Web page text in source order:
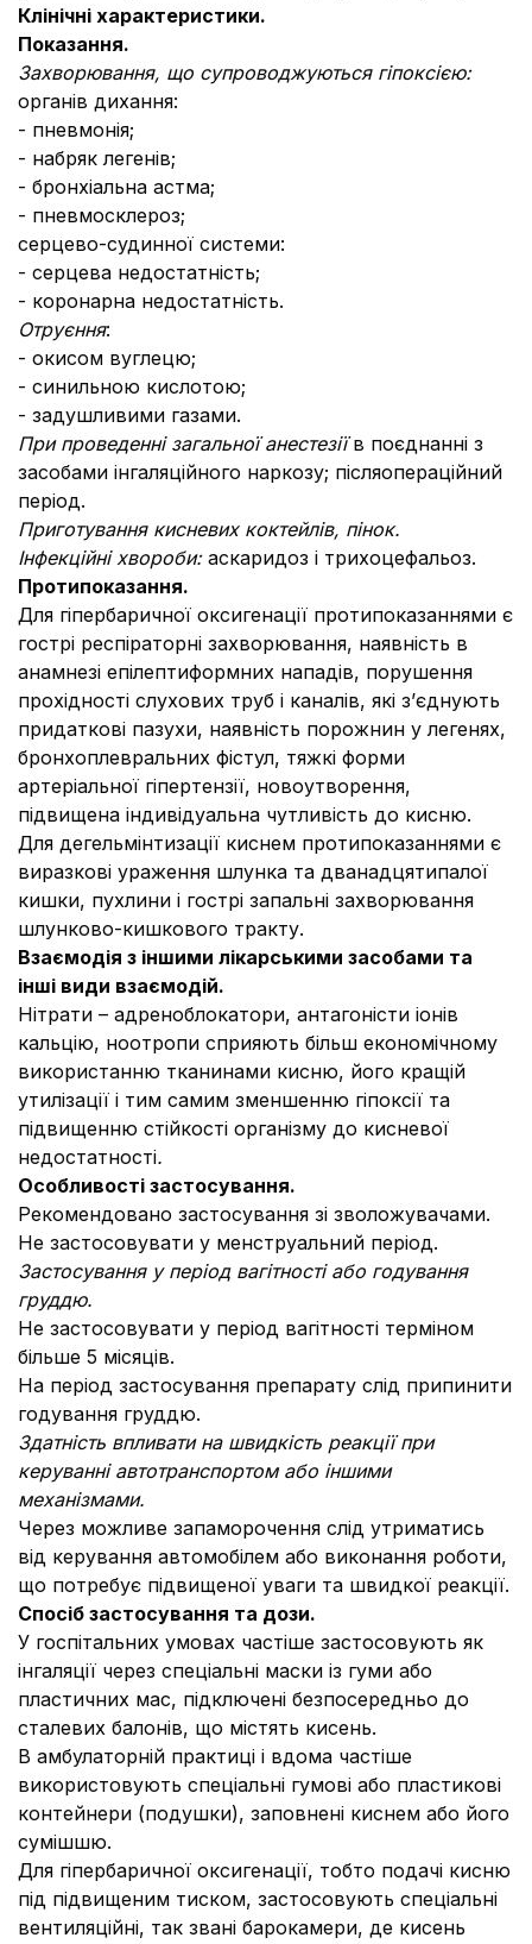
Клінічні характеристики.
Показання.
Захворювання, що супроводжуються гіпоксією:
органів дихання:
- пневмонія;
- набряк легенів;
- бронхіальна астма;
- пневмосклероз;
серцево-судинної системи:
- серцева недостатність;
- коронарна недостатність.
Отруєння:
- окисом вуглецю;
- синильною кислотою;
- задушливими газами.
При проведенні загальної анестезіїв поєднанні з
засобами інгаляційного наркозу; післяопераційний
період.
Приготування кисневих коктейлів, пінок.
Інфекційні хвороби: аскаридоз і трихоцефальоз.
Протипоказання.
Для гіпербаричної оксигенації протипоказаннями є
гострі респіраторні захворювання, наявність в
анамнезі епілептиформних нападів, порушення
прохідності слухових труб і каналів, які з’єднують
придаткові пазухи, наявність порожнин у легенях,
бронхоплевральних фістул, тяжкі форми
артеріальної гіпертензії, новоутворення,
підвищена індивідуальна чутливість до кисню.
Для дегельмінтизації киснем протипоказаннями є
виразкові ураження шлунка та дванадцятипалої
кишки, пухлини і гострі запальні захворювання
шлунково-кишкового тракту.
Взаємодія з іншими лікарськими засобами та
інші види взаємодій.
Нітрати – адреноблокатори, антагоністи іонів
кальцію, ноотропи сприяють більш економічному
використанню тканинами кисню, його кращій
утилізації і тим самим зменшенню гіпоксії та
підвищенню стійкості організму до кисневої
недостатності.
Особливості застосування.
Рекомендовано застосування зі зволожувачами.
Не застосовувати у менструальний період.
Застосування у період вагітності або годування
груддю.
Не застосовувати у період вагітності терміном
більше 5 місяців.
На період застосування препарату слід припинити
годування груддю.
Здатність впливати на швидкість реакції при
керуванні автотранспортом або іншими
механізмами.
Через можливе запаморочення слід утриматись
від керування автомобілем або виконання роботи,
що потребує підвищеної уваги та швидкої реакції.
Спосіб застосування та дози.
У госпітальних умовах частіше застосовують як
інгаляції через спеціальні маски із гуми або
пластичних мас, підключені безпосередньо до
сталевих балонів, що містять кисень.
В амбулаторній практиці і вдома частіше
використовують спеціальні гумові або пластикові
контейнери (подушки), заповнені киснем або його
сумішшю.
Для гіпербаричної оксигенації, тобто подачі кисню
під підвищеним тиском, застосовують спеціальні
вентиляційні, так звані барокамери, де кисень